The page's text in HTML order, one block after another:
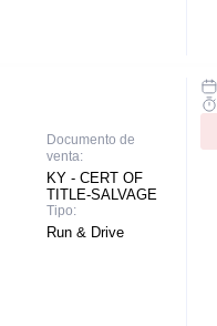
Documento de
venta:
KY - CERT OF
TITLE-SALVAGE
Tipo:
Run & Drive